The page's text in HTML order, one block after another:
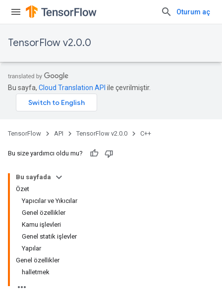
Oturum aç
TensorFlow v2.0.0
Bu sayfa, Cloud Translation API ile çevrilmiştir.
TensorFlow API TensorFlow v2.0.0 C++
Bu size yardımcı oldu mu?
Bu sayfada
Özet
Yapıcılar ve Yıkıcılar
Genel özellikler
Kamu işlevleri
Genel statik işlevler
Yapılar
Genel özellikler
halletmek